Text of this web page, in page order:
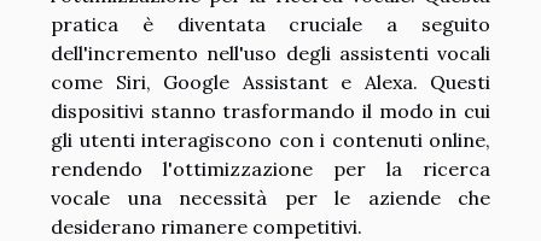
pratica è diventata cruciale a seguito
dell'incremento nell'uso degli assistenti vocali
come Siri, Google Assistant e Alexa. Questi
dispositivi stanno trasformando il modo in cui
gli utenti interagiscono con i contenuti online,
rendendo l'ottimizzazione per la ricerca
vocale una necessità per le aziende che
desiderano rimanere competitivi.